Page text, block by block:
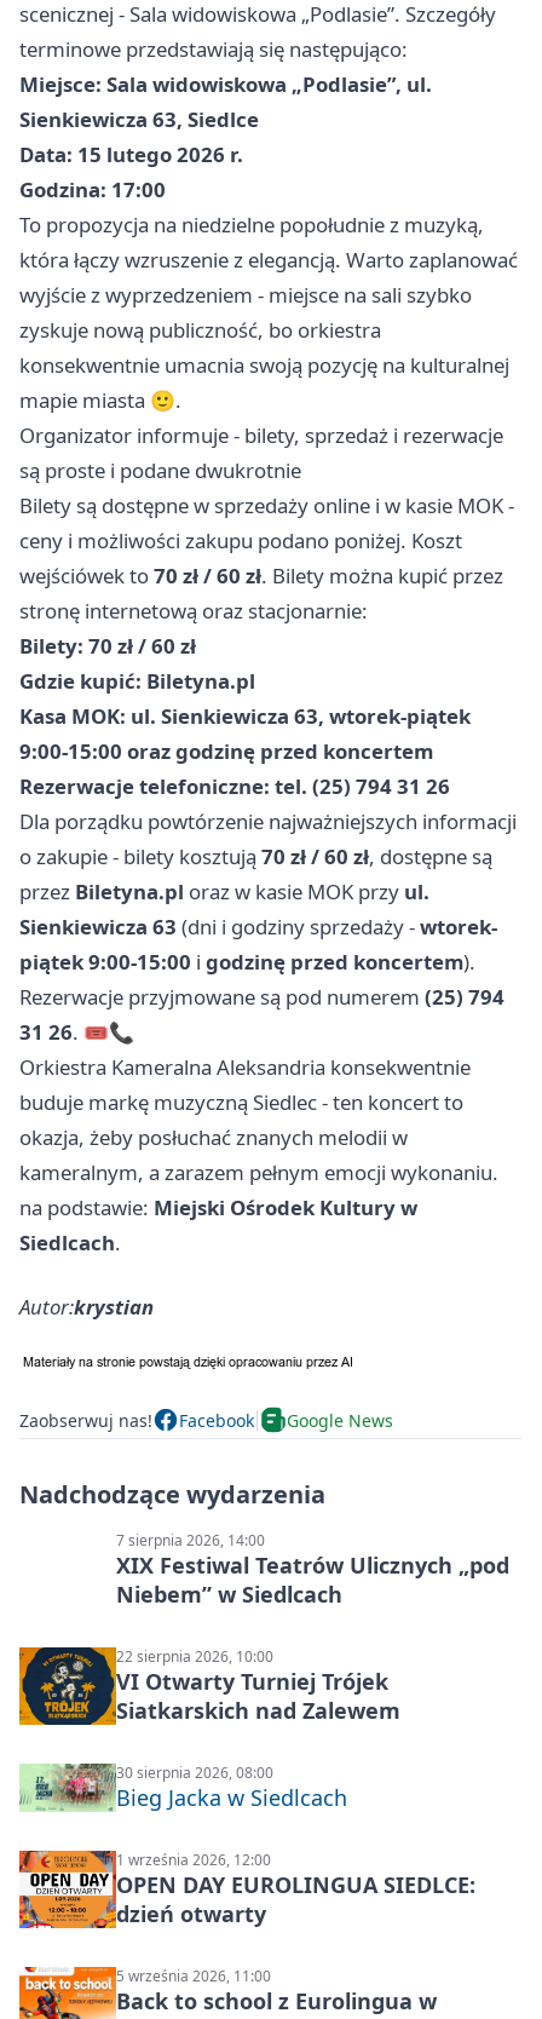
scenicznej - Sala widowiskowa „Podlasie”. Szczegóły
terminowe przedstawiają się następująco:
Miejsce: Sala widowiskowa „Podlasie”, ul.
Sienkiewicza 63, Siedlce
Data: 15 lutego 2026 r.
Godzina: 17:00
To propozycja na niedzielne popołudnie z muzyką,
która łączy wzruszenie z elegancją. Warto zaplanować
wyjście z wyprzedzeniem - miejsce na sali szybko
zyskuje nową publiczność, bo orkiestra
konsekwentnie umacnia swoją pozycję na kulturalnej
mapie miasta 🙂.
Organizator informuje - bilety, sprzedaż i rezerwacje
są proste i podane dwukrotnie
Bilety są dostępne w sprzedaży online i w kasie MOK -
ceny i możliwości zakupu podano poniżej. Koszt
wejściówek to70 zł / 60 zł. Bilety można kupić przez
stronę internetową oraz stacjonarnie:
Bilety: 70 zł / 60 zł
Gdzie kupić: Biletyna.pl
Kasa MOK: ul. Sienkiewicza 63, wtorek-piątek
9:00-15:00 oraz godzinę przed koncertem
Rezerwacje telefoniczne: tel. (25) 794 31 26
Dla porządku powtórzenie najważniejszych informacji
o zakupie - bilety kosztują 70 zł / 60 zł, dostępne są
przez Biletyna.pl oraz w kasie MOK przy ul.
Sienkiewicza 63 (dni i godziny sprzedaży -wtorek-
piątek 9:00-15:00 i godzinę przed koncertem).
Rezerwacje przyjmowane są pod numerem (25) 794
31 26. 🎟️📞
Orkiestra Kameralna Aleksandria konsekwentnie
buduje markę muzyczną Siedlec - ten koncert to
okazja, żeby posłuchać znanych melodii w
kameralnym, a zarazem pełnym emocji wykonaniu.
na podstawie: Miejski Ośrodek Kultury w
Siedlcach.
Autor:krystian
Zaobserwuj nas! Facebook Google News
Nadchodzące wydarzenia
7 sierpnia 2026, 14:00
XIX Festiwal Teatrów Ulicznych „pod
Niebem” w Siedlcach
22 sierpnia 2026, 10:00
VI Otwarty Turniej Trójek
Siatkarskich nad Zalewem
30 sierpnia 2026, 08:00
Bieg Jacka w Siedlcach
1 września 2026, 12:00
OPEN DAY EUROLINGUA SIEDLCE:
dzień otwarty
5 września 2026, 11:00
Back to school z Eurolingua w